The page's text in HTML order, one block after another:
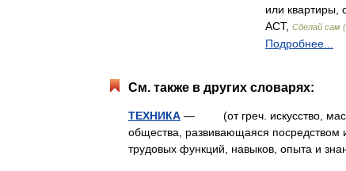
или квартиры,
АСТ, Сделай сам
Подробнее...
См. также в других словарях:
ТЕХНИКА — (от греч. искусство,
общества, развивающаяся посредством
трудовых функций, навыков, опыта и